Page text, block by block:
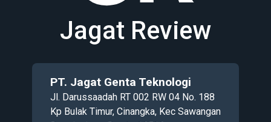
Jagat Review
PT. Jagat Genta Teknologi
Jl. Darussaadah RT 002 RW 04 No. 188
Kp Bulak Timur, Cinangka, Kec Sawangan